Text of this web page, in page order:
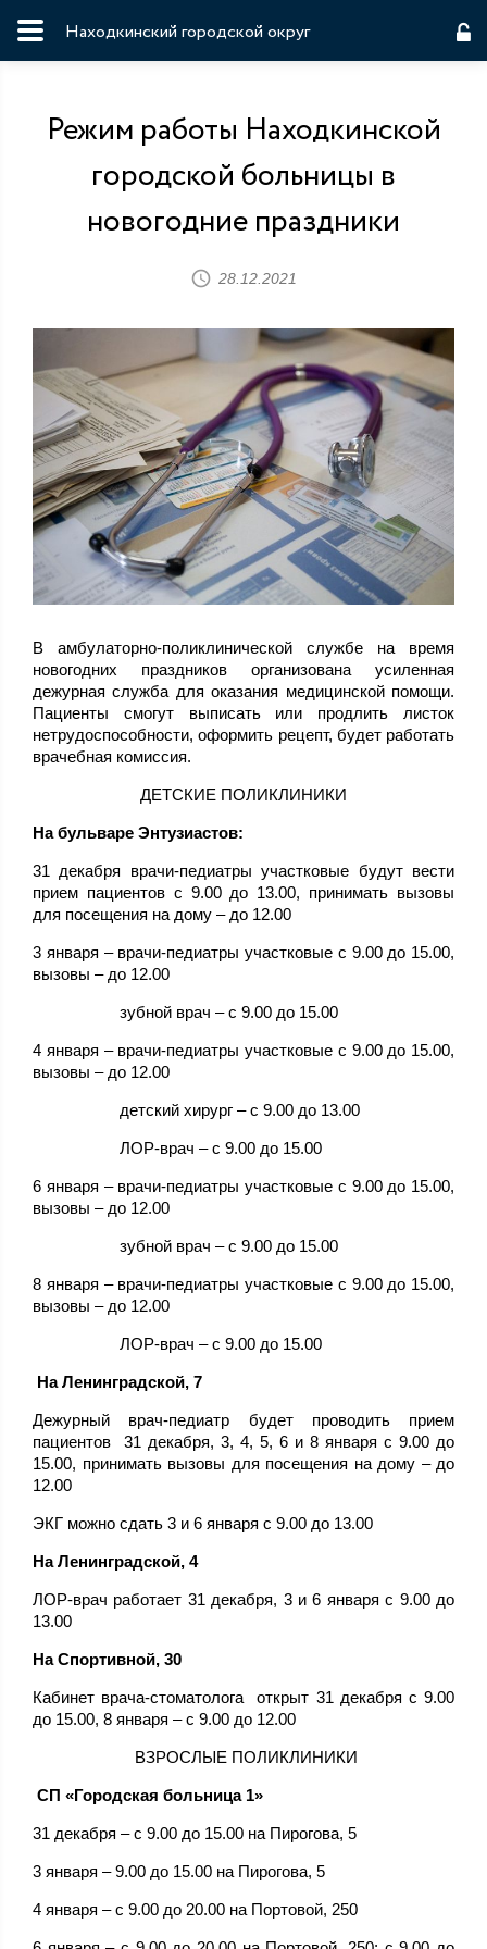
Находкинский городской округ
Режим работы Находкинской
городской больницы в
новогодние праздники
28.12.2021
В амбулаторно-поликлинической службе на время
новогодних праздников организована усиленная
дежурная служба для оказания медицинской помощи.
Пациенты смогут выписать или продлить листок
нетрудоспособности, оформить рецепт, будет работать
врачебная комиссия.
ДЕТСКИЕ ПОЛИКЛИНИКИ
На бульваре Энтузиастов:
31 декабря врачи-педиатры участковые будут вести
прием пациентов с 9.00 до 13.00, принимать вызовы
для посещения на дому – до 12.00
3 января – врачи-педиатры участковые с 9.00 до 15.00,
вызовы – до 12.00
зубной врач – с 9.00 до 15.00
4 января – врачи-педиатры участковые с 9.00 до 15.00,
вызовы – до 12.00
детский хирург – с 9.00 до 13.00
ЛОР-врач – с 9.00 до 15.00
6 января – врачи-педиатры участковые с 9.00 до 15.00,
вызовы – до 12.00
зубной врач – с 9.00 до 15.00
8 января – врачи-педиатры участковые с 9.00 до 15.00,
вызовы – до 12.00
ЛОР-врач – с 9.00 до 15.00
На Ленинградской, 7
Дежурный врач-педиатр будет проводить прием
пациентов 31 декабря, 3, 4, 5, 6 и 8 января с 9.00 до
15.00, принимать вызовы для посещения на дому – до
12.00
ЭКГ можно сдать 3 и 6 января с 9.00 до 13.00
На Ленинградской, 4
ЛОР-врач работает 31 декабря, 3 и 6 января с 9.00 до
13.00
На Спортивной, 30
Кабинет врача-стоматолога открыт 31 декабря с 9.00
до 15.00, 8 января – с 9.00 до 12.00
ВЗРОСЛЫЕ ПОЛИКЛИНИКИ
СП «Городская больница 1»
31 декабря – с 9.00 до 15.00 на Пирогова, 5
3 января – 9.00 до 15.00 на Пирогова, 5
4 января – с 9.00 до 20.00 на Портовой, 250